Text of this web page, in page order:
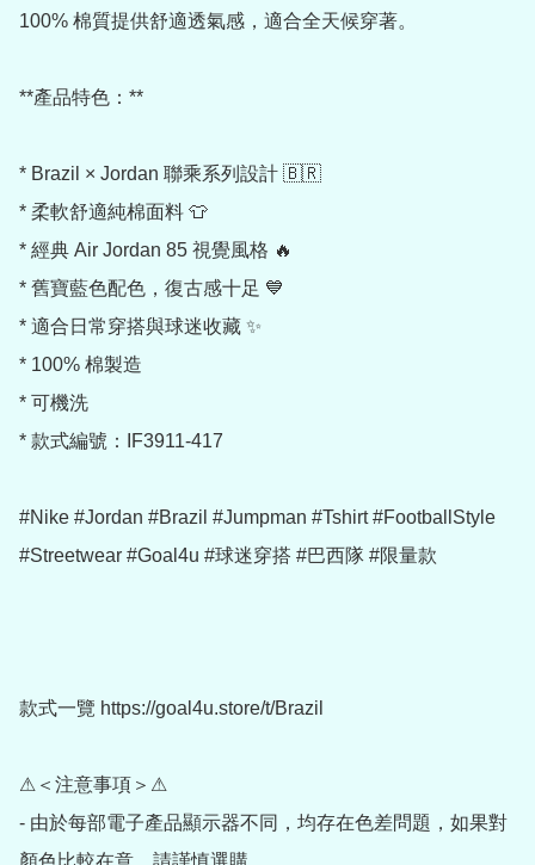
100% 棉質提供舒適透氣感，適合全天候穿著。
**產品特色：**
* Brazil × Jordan 聯乘系列設計 🇧🇷
* 柔軟舒適純棉面料 👕
* 經典 Air Jordan 85 視覺風格 🔥
* 舊寶藍色配色，復古感十足 💙
* 適合日常穿搭與球迷收藏 ✨
* 100% 棉製造
* 可機洗
* 款式編號：IF3911-417
#Nike #Jordan #Brazil #Jumpman #Tshirt #FootballStyle
#Streetwear #Goal4u #球迷穿搭 #巴西隊 #限量款
款式一覽 https://goal4u.store/t/Brazil
⚠＜注意事項＞⚠
- 由於每部電子產品顯示器不同，均存在色差問題，如果對